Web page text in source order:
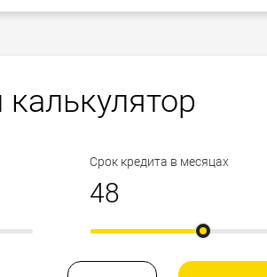
Срок кредита в месяцах